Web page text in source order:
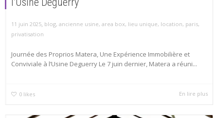
11 juin 2025, blog, ancienne usine, area box, lieu unique, location, paris,
privatisation
Journée des Proprios Matera, Une Expérience Immobilière et
Conviviale à l’Usine Deguerry Le 7 juin dernier, Matera a réuni...
0 likes En lire plus